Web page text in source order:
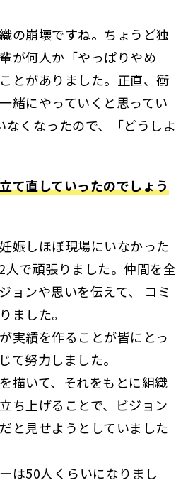
の崩壊ですね。ちょうど独
が何人か「やっぱりやめ
とがありました。正直、衝
緒にやっていくと思ってい
なくなったので、「どうしよ
て直していったのでしょう
娠しほぼ現場にいなかった
人で頑張りました。仲間を全
ョンや思いを伝えて、 コミ
ました。
実績を作ることが皆にとっ
て努力しました。
描いて、それをもとに組織
ち上げることで、ビジョン
と見せようとしていました
は50人くらいになりまし